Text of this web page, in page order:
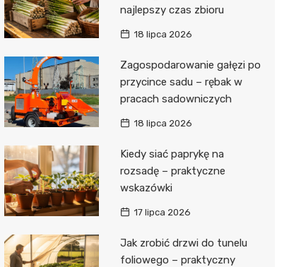
najlepszy czas zbioru
18 lipca 2026
Zagospodarowanie gałęzi po
przycince sadu – rębak w
pracach sadowniczych
18 lipca 2026
Kiedy siać paprykę na
rozsadę – praktyczne
wskazówki
17 lipca 2026
Jak zrobić drzwi do tunelu
foliowego – praktyczny